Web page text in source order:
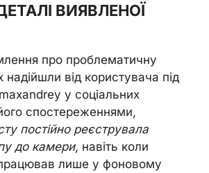
ВИЯВЛЕНОЇ
про проблематичну
надійшли від користувача під
у соціальних
спостереженнями,
постійно реєструвала
до камери, навіть коли
лише у фоновому